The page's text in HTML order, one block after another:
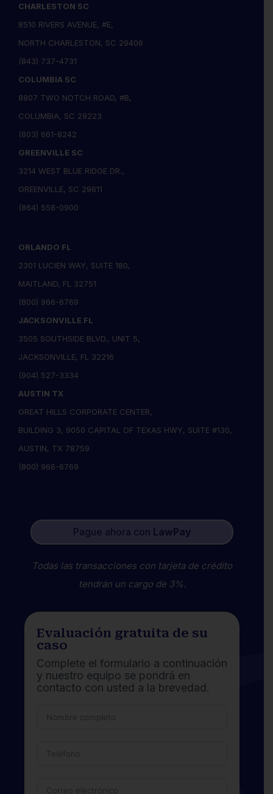
CHARLESTON SC
8510 RIVERS AVENUE, #E,
NORTH CHARLESTON, SC 29406
(843) 737-4731
COLUMBIA SC
8807 TWO NOTCH ROAD, #B,
COLUMBIA, SC 29223
(803) 661-8242
GREENVILLE SC
3214 WEST BLUE RIDGE DR.,
GREENVILLE, SC 29611
(864) 558-0900
ORLANDO FL
2301 LUCIEN WAY, SUITE 180,
MAITLAND, FL 32751
(800) 966-6769
JACKSONVILLE FL
3505 SOUTHSIDE BLVD., UNIT 5,
JACKSONVILLE, FL 32216
(904) 527-3334
AUSTIN TX
GREAT HILLS CORPORATE CENTER,
BUILDING 3, 9050 CAPITAL OF TEXAS HWY, SUITE #130,
AUSTIN, TX 78759
(800) 966-6769
Pague ahora con LawPay
Todas las transacciones con tarjeta de crédito
tendrán un cargo de 3%.
Evaluación gratuita de su
caso
Complete el formulario a continuación
y nuestro equipo se pondrá en
contacto con usted a la brevedad.